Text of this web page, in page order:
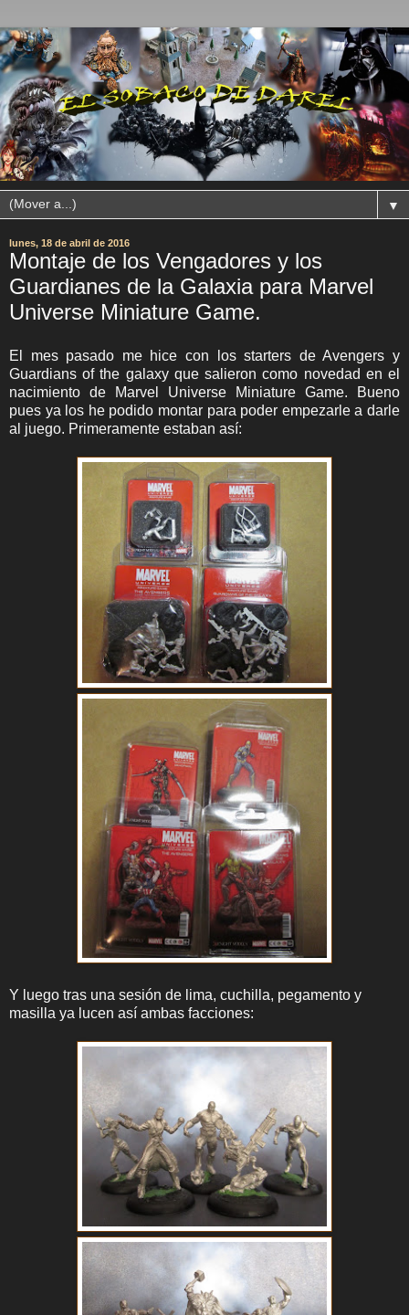
▼
lunes, 18 de abril de 2016
Montaje de los Vengadores y los
Guardianes de la Galaxia para Marvel
Universe Miniature Game.
El mes pasado me hice con los starters de Avengers y
Guardians of the galaxy que salieron como novedad en el
nacimiento de Marvel Universe Miniature Game. Bueno
pues ya los he podido montar para poder empezarle a darle
al juego. Primeramente estaban así:
Y luego tras una sesión de lima, cuchilla, pegamento y
masilla ya lucen así ambas facciones: